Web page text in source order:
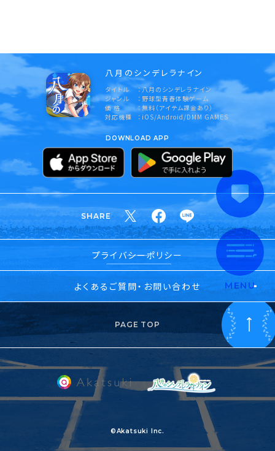
八月のシンデレラナイン
タイトル
八月のシンデレラナイン
ジャンル
野球型青春体験ゲーム
価 格
無料（アイテム課金あり）
対応機種
iOS/Android/DMM GAMES
DOWNLOAD APP
SHARE
プライバシーポリシー
よくあるご質問・お問い合わせ MENU
PAGE TOP
©Akatsuki Inc.